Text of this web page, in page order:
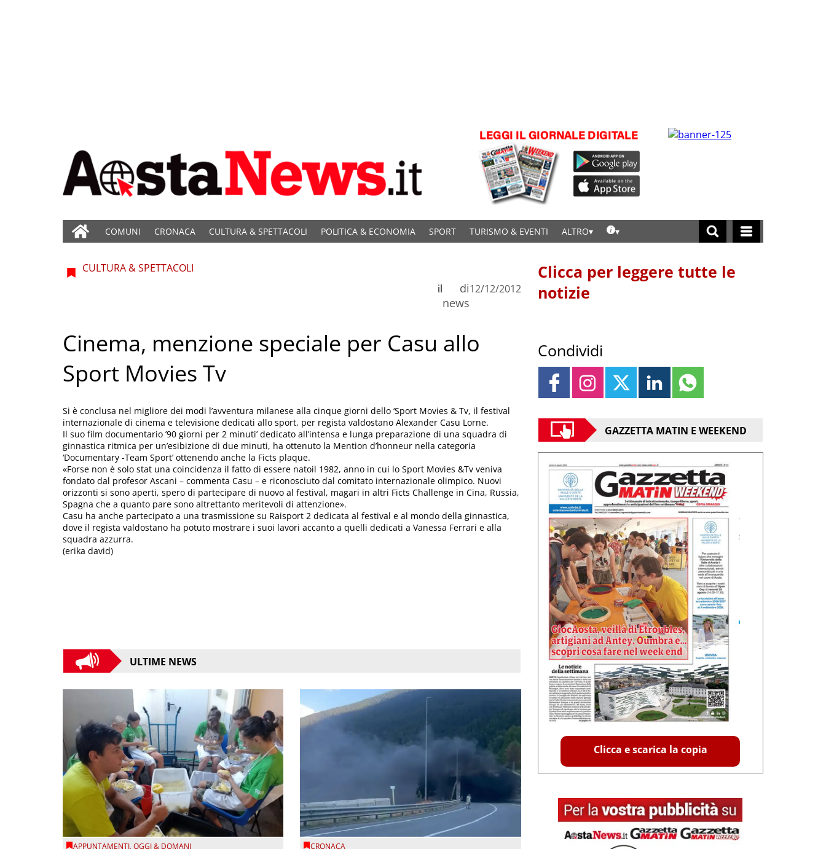
COMUNI CRONACA CULTURA & SPETTACOLI POLITICA & ECONOMIA SPORT TURISMO & EVENTI ALTRO
CULTURA & SPETTACOLI
di
news
il 12/12/2012
Cinema, menzione speciale per Casu allo
Sport Movies Tv
Si è conclusa nel migliore dei modi l’avventura milanese alla cinque giorni dello ‘Sport Movies & Tv, il festival
internazionale di cinema e televisione dedicati allo sport, per regista valdostano Alexander Casu Lorne.
Il suo film documentario ’90 giorni per 2 minuti’ dedicato all’intensa e lunga preparazione di una squadra di
ginnastica ritmica per un’esibizione di due minuti, ha ottenuto la Mention d’honneur nella categoria
‘Documentary -Team Sport’ ottenendo anche la Ficts plaque.
«Forse non è solo stat una coincidenza il fatto di essere natoil 1982, anno in cui lo Sport Movies &Tv veniva
fondato dal profesor Ascani – commenta Casu – e riconosciuto dal comitato internazionale olimpico. Nuovi
orizzonti si sono aperti, spero di partecipare di nuovo al festival, magari in altri Ficts Challenge in Cina, Russia,
Spagna che a quanto pare sono altrettanto meritevoli di attenzione».
Casu ha anche partecipato a una trasmissione su Raisport 2 dedicata al festival e al mondo della ginnastica,
dove il regista valdostano ha potuto mostrare i suoi lavori accanto a quelli dedicati a Vanessa Ferrari e alla
squadra azzurra.
(erika david)
ULTIME NEWS
APPUNTAMENTI,OGGI & DOMANI CRONACA
Clicca per leggere tutte le
notizie
Condividi
GAZZETTA MATIN E WEEKEND
Clicca e scarica la copia